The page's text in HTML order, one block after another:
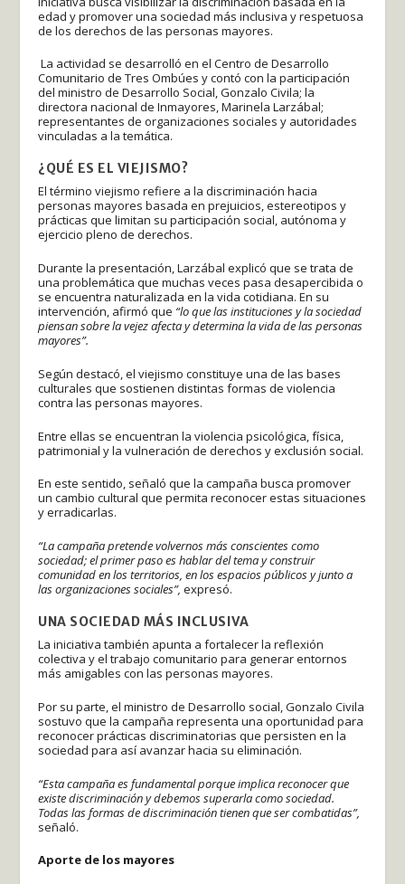
edad y promover una sociedad más inclusiva y respetuosa
de los derechos de las personas mayores.
La actividad se desarrolló en el Centro de Desarrollo
Comunitario de Tres Ombúes y contó con la participación
del ministro de Desarrollo Social, Gonzalo Civila; la
directora nacional de Inmayores, Marinela Larzábal;
representantes de organizaciones sociales y autoridades
vinculadas a la temática.
¿QUÉ ES EL VIEJISMO?
El término viejismo refiere a la discriminación hacia
personas mayores basada en prejuicios, estereotipos y
prácticas que limitan su participación social, autónoma y
ejercicio pleno de derechos.
Durante la presentación, Larzábal explicó que se trata de
una problemática que muchas veces pasa desapercibida o
se encuentra naturalizada en la vida cotidiana. En su
intervención, afirmó que “lo que las instituciones y la sociedad
piensan sobre la vejez afecta y determina la vida de las personas
mayores”.
Según destacó, el viejismo constituye una de las bases
culturales que sostienen distintas formas de violencia
contra las personas mayores.
Entre ellas se encuentran la violencia psicológica, física,
patrimonial y la vulneración de derechos y exclusión social.
En este sentido, señaló que la campaña busca promover
un cambio cultural que permita reconocer estas situaciones
y erradicarlas.
“La campaña pretende volvernos más conscientes como
sociedad; el primer paso es hablar del tema y construir
comunidad en los territorios, en los espacios públicos y junto a
las organizaciones sociales”, expresó.
UNA SOCIEDAD MÁS INCLUSIVA
La iniciativa también apunta a fortalecer la reflexión
colectiva y el trabajo comunitario para generar entornos
más amigables con las personas mayores.
Por su parte, el ministro de Desarrollo social, Gonzalo Civila
sostuvo que la campaña representa una oportunidad para
reconocer prácticas discriminatorias que persisten en la
sociedad para así avanzar hacia su eliminación.
“Esta campaña es fundamental porque implica reconocer que
existe discriminación y debemos superarla como sociedad.
Todas las formas de discriminación tienen que ser combatidas”,
señaló.
Aporte de los mayores